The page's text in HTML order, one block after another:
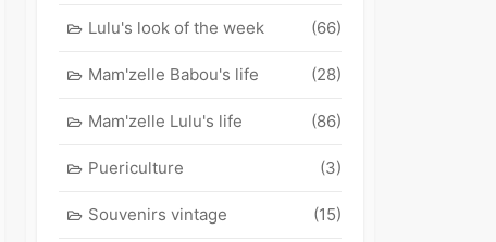
Lulu's look of the week (66)
Mam'zelle Babou's life (28)
Mam'zelle Lulu's life (86)
Puericulture (3)
Souvenirs vintage (15)